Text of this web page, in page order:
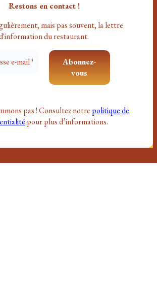
Restons en contact !
mais pas souvent, la lettre
du restaurant.
pas ! Consultez notre politique de
pour plus d’informations.